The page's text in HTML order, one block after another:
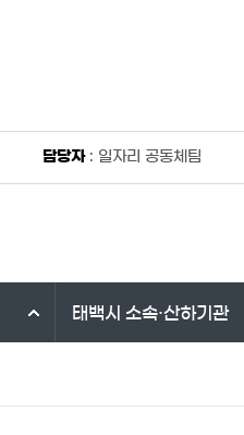
담당자: 일자리 공동체팀
태백시 소속·산하기관